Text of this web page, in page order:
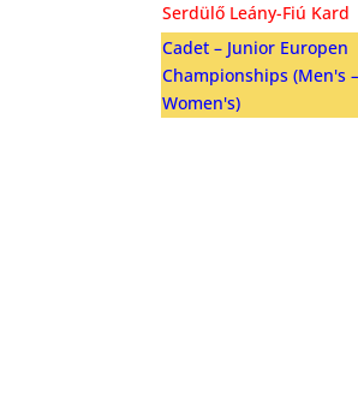
Serdülő Leány-Fiú Kard
Cadet – Junior Europen
Championships (Men's –
Women's)